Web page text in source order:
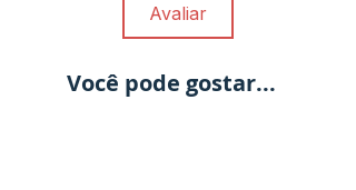
Avaliar
Você pode gostar...